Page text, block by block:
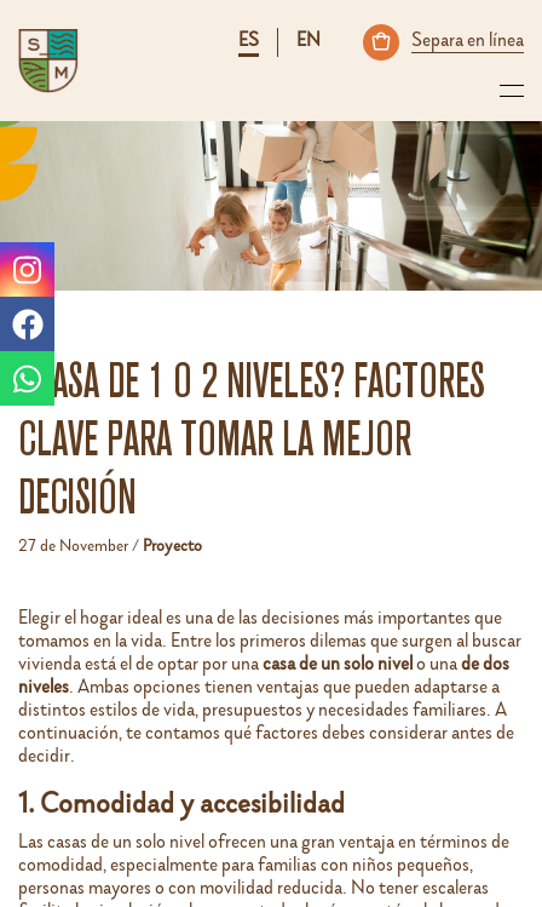
ES EN Separa en línea
¿CASA DE 1 O 2 NIVELES? FACTORES
CLAVE PARA TOMAR LA MEJOR
DECISIÓN
27 de November / Proyecto
Elegir el hogar ideal es una de las decisiones más importantes que
tomamos en la vida. Entre los primeros dilemas que surgen al buscar
vivienda está el de optar por unacasa de un solo nivelo unade dos
niveles. Ambas opciones tienen ventajas que pueden adaptarse a
distintos estilos de vida, presupuestos y necesidades familiares. A
continuación, te contamos qué factores debes considerar antes de
decidir.
1. Comodidad y accesibilidad
Las casas de un solo nivel ofrecen una gran ventaja en términos de
comodidad, especialmente para familias con niños pequeños,
personas mayores o con movilidad reducida. No tener escaleras